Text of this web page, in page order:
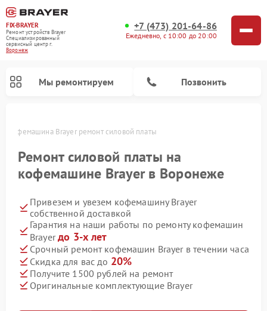
FIX-BRAYER
Ремонт устройств Brayer
Специализированный
cервисный центр г.
Воронеж
+7 (473) 201-64-86
Ежедневно, с 10:00 до 20:00
Мы ремонтируем Позвонить
Кофемашина Brayer ремонт силовой платы
Ремонт силовой платы на
кофемашине Brayer в Воронеже
Привезем и увезем кофемашину Brayer
собственной доставкой
Гарантия на наши работы по ремонту кофемашин
Brayerдо 3-х лет
Срочный ремонт кофемашин Brayer в течении часа
Скидка для вас до 20%
Получите 1500 рублей на ремонт
Оригинальные комплектующие Brayer